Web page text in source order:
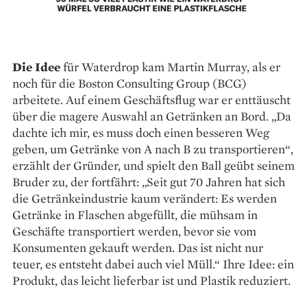
Die Ideefür Waterdrop kam Martin Murray, als er
noch für die Boston Consulting Group (BCG)
arbeitete. Auf einem Geschäftsflug war er enttäuscht
über die magere Auswahl an Getränken an Bord. „Da
dachte ich mir, es muss doch einen besseren Weg
geben, um Getränke von A nach B zu transportieren“,
erzählt der Gründer, und spielt den Ball geübt seinem
Bruder zu, der fortfährt: „Seit gut 70 Jahren hat sich
die Getränkeindustrie kaum verändert: Es werden
Getränke in Flaschen abgefüllt, die mühsam in
Geschäfte transportiert werden, bevor sie vom
Konsumenten gekauft werden. Das ist nicht nur
teuer, es entsteht dabei auch viel Müll.“ Ihre Idee: ein
Produkt, das leicht lieferbar ist und Plastik reduziert.